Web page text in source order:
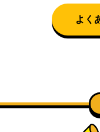
話にて日時決定
よく